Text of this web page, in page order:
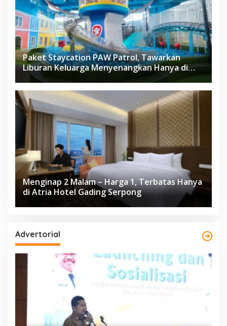
Paket Staycation PAW Patrol, Tawarkan
Liburan Keluarga Menyenangkan Hanya di
Herloom Hotel BSD
Menginap 2 Malam – Harga 1, Terbatas Hanya
di Atria Hotel Gading Serpong
Advertorial